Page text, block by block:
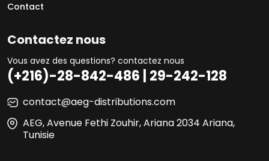
Contact
Contactez nous
Vous avez des questions? contactez nous
(+216)-28-842-486 | 29-242-128
contact@aeg-distributions.com
AEG, Avenue Fethi Zouhir, Ariana 2034 Ariana,
Tunisie